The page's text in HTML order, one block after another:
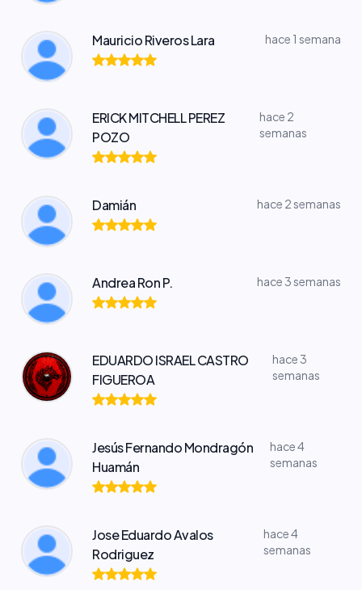
Mauricio Riveros Lara hace 1 semana
ERICK MITCHELL PEREZ
POZO
hace 2
semanas
Damián hace 2 semanas
Andrea Ron P. hace 3 semanas
EDUARDO ISRAEL CASTRO
FIGUEROA
hace 3
semanas
Jesús Fernando Mondragón
Huamán
hace 4
semanas
Jose Eduardo Avalos
Rodriguez
hace 4
semanas